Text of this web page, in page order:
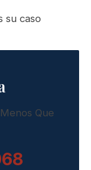
su caso
Que